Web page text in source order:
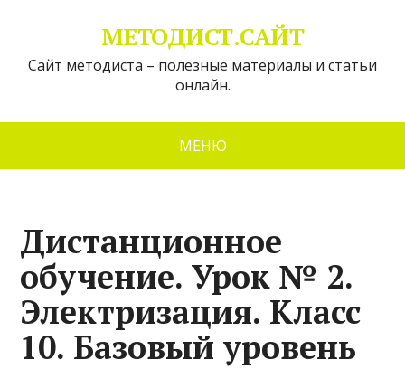
МЕТОДИСТ.САЙТ
Сайт методиста – полезные материалы и статьи
онлайн.
МЕНЮ
Дистанционное
обучение. Урок № 2.
Электризация. Класс
10. Базовый уровень